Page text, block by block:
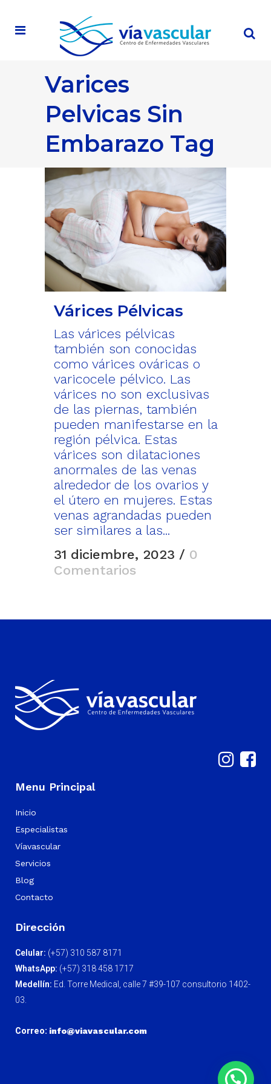
Varices
Pelvicas Sin
Embarazo Tag
Várices Pélvicas
Las várices pélvicas
también son conocidas
como várices ováricas o
varicocele pélvico. Las
várices no son exclusivas
de las piernas, también
pueden manifestarse en la
región pélvica. Estas
várices son dilataciones
anormales de las venas
alrededor de los ovarios y
el útero en mujeres. Estas
venas agrandadas pueden
ser similares a las...
31 diciembre, 2023 / 0
Comentarios
Menu Principal
Inicio
Especialistas
Víavascular
Servicios
Blog
Contacto
Dirección
Celular: (+57) 310 587 8171
WhatsApp: (+57) 318 458 1717
Medellín: Ed. Torre Medical, calle 7 #39-107 consultorio 1402-
03.
Correo: info@viavascular.com